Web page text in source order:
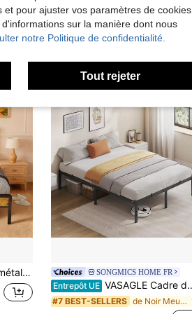
à coucher. Disponible en plusieurs dimensions.
SONGMICS HOME FR
Entrepôt UE VASAGLE Cadre de Lit Double, Sommier 140 x 190 cm, Cadre en Métal, Espace de Rangement au Dessous, Moderne, Lit d'Invité, Montage Facile, Noir Mat
#7 BEST-SELLERS de Noir Meubles de chambre à coucher
pour ajuster vos paramètres de cookies
sur la manière dont nous
notre Politique de confidentialité.
Tout rejeter